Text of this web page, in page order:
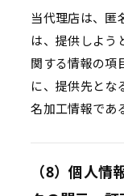
当代理店は、匿
は、提供しよう
関する情報の項
に、提供先とな
名加工情報であ
（8）個人情